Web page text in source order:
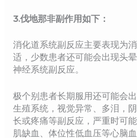
3.伐地那非副作用如下：
消化道系统副反应主要表现为
适，少数患者还可能会出现头
神经系统副反应。
极个别患者长期服用还可能会
生殖系统，视觉异常、多泪，
长或疼痛等副反应，严重时可
肌缺血、体位性低血压等心脑血